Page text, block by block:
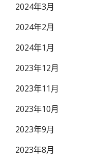
2024年3月
2024年2月
2024年1月
2023年12月
2023年11月
2023年10月
2023年9月
2023年8月